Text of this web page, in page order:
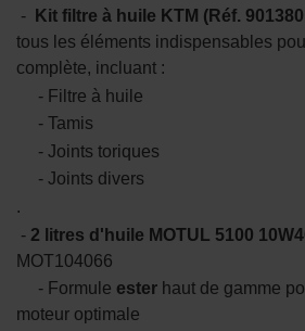
- Kit filtre à huile KTM (Réf.
tous les éléments indispensables
complète, incluant :
- Filtre à huile
- Tamis
- Joints toriques
- Joints divers
.
- 2 litres d'huile MOTUL 5100
MOT104066
- Formule ester haut de gamme
moteur optimale